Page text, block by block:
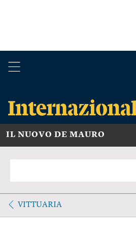
IL NUOVO DE MAURO
VITTUARIA